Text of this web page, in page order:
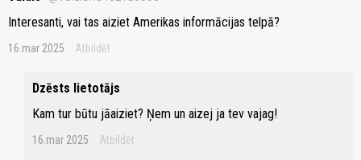
Interesanti, vai tas aiziet Amerikas informācijas telpā?
16.mar 2025 Atbildēt
Dzēsts lietotājs
Kam tur būtu jāaiziet? Ņem un aizej ja tev vajag!
16.mar 2025 Atbildēt